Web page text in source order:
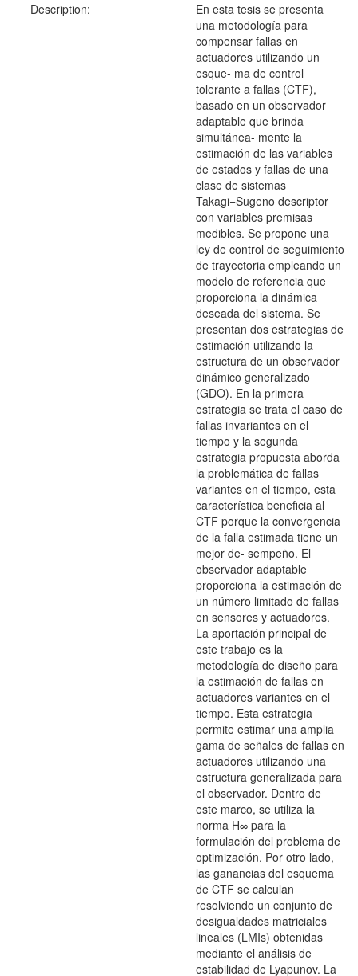
Description:
En esta tesis se presenta
una metodología para
compensar fallas en
actuadores utilizando un
esque- ma de control
tolerante a fallas (CTF),
basado en un observador
adaptable que brinda
simultánea- mente la
estimación de las variables
de estados y fallas de una
clase de sistemas
Takagi−Sugeno descriptor
con variables premisas
medibles. Se propone una
ley de control de seguimiento
de trayectoria empleando un
modelo de referencia que
proporciona la dinámica
deseada del sistema. Se
presentan dos estrategias de
estimación utilizando la
estructura de un observador
dinámico generalizado
(GDO). En la primera
estrategia se trata el caso de
fallas invariantes en el
tiempo y la segunda
estrategia propuesta aborda
la problemática de fallas
variantes en el tiempo, esta
característica beneficia al
CTF porque la convergencia
de la falla estimada tiene un
mejor de- sempeño. El
observador adaptable
proporciona la estimación de
un número limitado de fallas
en sensores y actuadores.
La aportación principal de
este trabajo es la
metodología de diseño para
la estimación de fallas en
actuadores variantes en el
tiempo. Esta estrategia
permite estimar una amplia
gama de señales de fallas en
actuadores utilizando una
estructura generalizada para
el observador. Dentro de
este marco, se utiliza la
norma H∞ para la
formulación del problema de
optimización. Por otro lado,
las ganancias del esquema
de CTF se calculan
resolviendo un conjunto de
desigualdades matriciales
lineales (LMIs) obtenidas
mediante el análisis de
estabilidad de Lyapunov. La